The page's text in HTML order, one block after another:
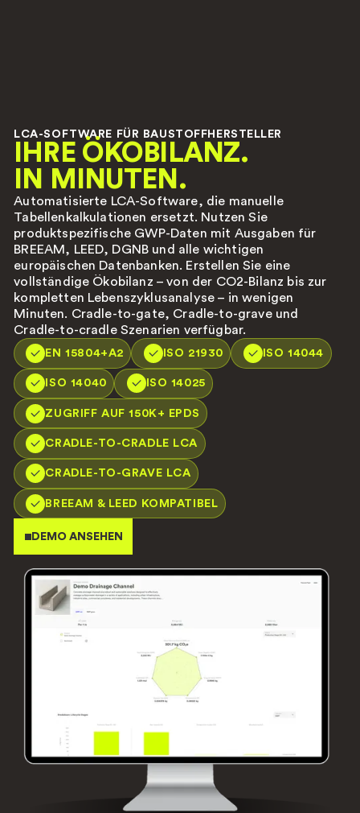
LCA-SOFTWARE FÜR BAUSTOFFHERSTELLER
IHRE ÖKOBILANZ.
IN MINUTEN.
Automatisierte LCA-Software, die manuelle
Tabellenkalkulationen ersetzt. Nutzen Sie
produktspezifische GWP-Daten mit Ausgaben für
BREEAM, LEED, DGNB und alle wichtigen
europäischen Datenbanken. Erstellen Sie eine
vollständige Ökobilanz – von der CO2-Bilanz bis zur
kompletten Lebenszyklusanalyse – in wenigen
Minuten. Cradle-to-gate, Cradle-to-grave und
Cradle-to-cradle Szenarien verfügbar.
EN 15804+A2 ISO 21930 ISO 14044
ISO 14040 ISO 14025
ZUGRIFF AUF 150K+ EPDS
CRADLE-TO-CRADLE LCA
CRADLE-TO-GRAVE LCA
BREEAM & LEED KOMPATIBEL
DEMO ANSEHEN